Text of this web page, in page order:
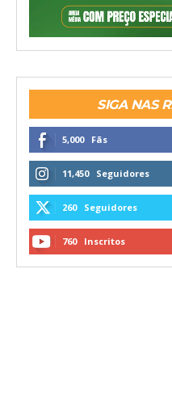
SIGA NAS
5,000 Fãs
11,450 Seguidores
260 Seguidores
760 Inscritos